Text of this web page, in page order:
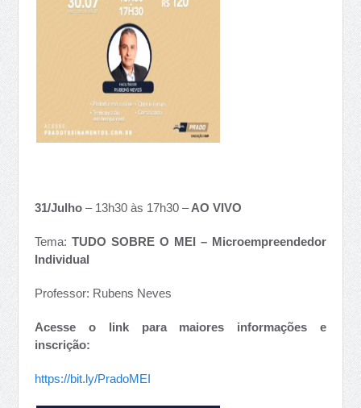
31/Julho– 13h30 às 17h30 –AO VIVO
Tema: TUDO SOBRE O MEI – Microempreendedor
Individual
Professor: Rubens Neves
Acesse o link para maiores informações e
inscrição:
https://bit.ly/PradoMEI